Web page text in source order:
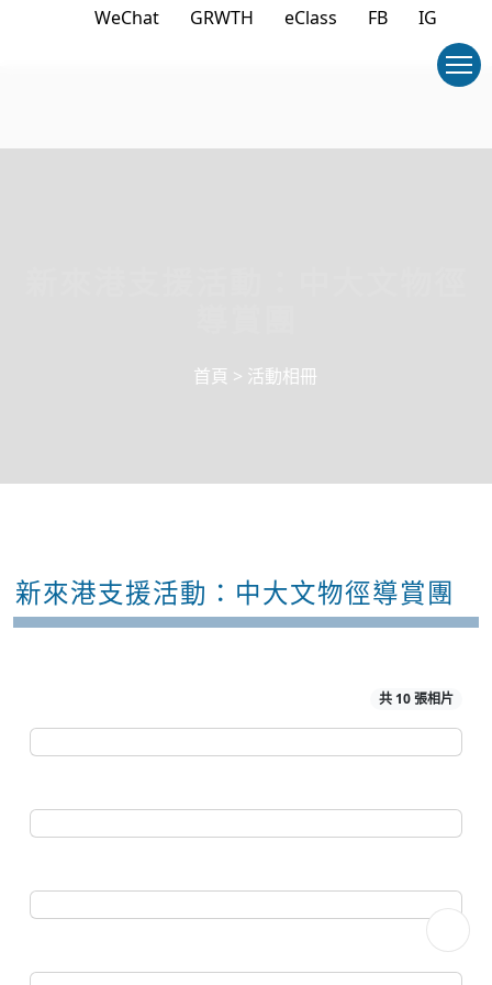
WeChat GRWTH eClass FB IG
首頁 > 活動相冊
新來港支援活動：中大文物徑導賞團
共 10 張相片